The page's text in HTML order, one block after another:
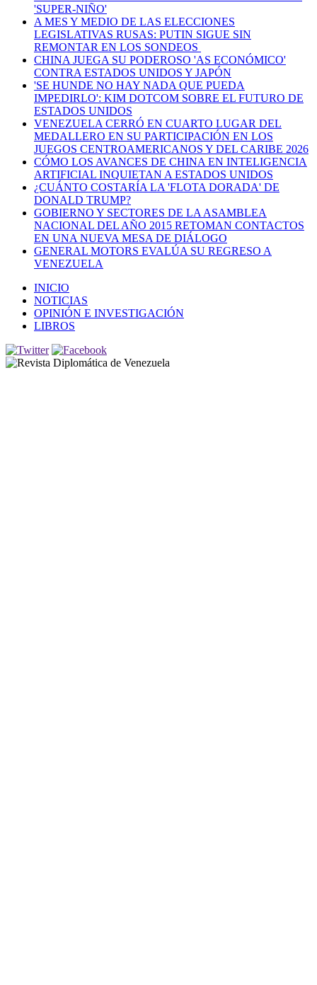
'SUPER-NIÑO'
A MES Y MEDIO DE LAS ELECCIONES
LEGISLATIVAS RUSAS: PUTIN SIGUE SIN
REMONTAR EN LOS SONDEOS
CHINA JUEGA SU PODEROSO 'AS ECONÓMICO'
CONTRA ESTADOS UNIDOS Y JAPÓN
'SE HUNDE NO HAY NADA QUE PUEDA
IMPEDIRLO': KIM DOTCOM SOBRE EL FUTURO DE
ESTADOS UNIDOS
VENEZUELA CERRÓ EN CUARTO LUGAR DEL
MEDALLERO EN SU PARTICIPACIÓN EN LOS
JUEGOS CENTROAMERICANOS Y DEL CARIBE 2026
CÓMO LOS AVANCES DE CHINA EN INTELIGENCIA
ARTIFICIAL INQUIETAN A ESTADOS UNIDOS
¿CUÁNTO COSTARÍA LA 'FLOTA DORADA' DE
DONALD TRUMP?
GOBIERNO Y SECTORES DE LA ASAMBLEA
NACIONAL DEL AÑO 2015 RETOMAN CONTACTOS
EN UNA NUEVA MESA DE DIÁLOGO
GENERAL MOTORS EVALÚA SU REGRESO A
VENEZUELA
INICIO
NOTICIAS
OPINIÓN E INVESTIGACIÓN
LIBROS